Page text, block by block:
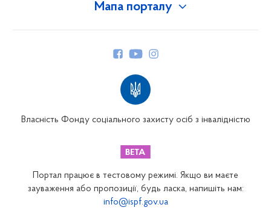
Мапа порталу
Закарпатське відділення
Запорізьке відділення
Власність Фонду соціального захисту осіб з інвалідністю
Портал працює в тестовому режимі. Якщо ви маєте
зауваження або пропозиції, будь ласка, напишіть нам:
info@ispf.gov.ua